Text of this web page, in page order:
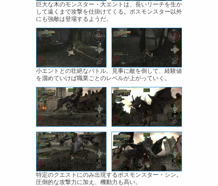
巨大な木のモンスター・大エントは、長いリーチを生か
して遠くまで攻撃を仕掛けてくる。ボスモンスター以外
にも強敵は登場するようだ。
小エントとの壮絶なバトル。見事に敵を倒して、経験値
を溜めていけば職業ごとのレベルが上がっていく。
特定のクエストにのみ出現するボスモンスター・シン。
圧倒的な攻撃力に加え、機動力も高い。